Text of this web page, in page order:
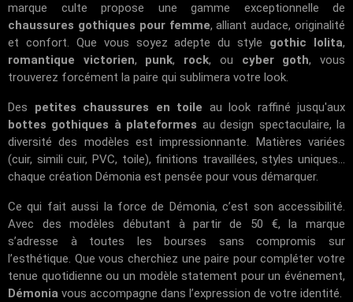
marque culte propose une gamme exceptionnelle de
chaussures gothiques pour femme, alliant audace, originalité
et confort. Que vous soyez adepte du style gothic lolita,
romantique victorien, punk, rock, ou cyber goth, vous
trouverez forcément la paire qui sublimera votre look.
Des petites chaussures en toile au look raffiné jusqu'aux
bottes gothiques à plateformes au design spectaculaire, la
diversité des modèles est impressionnante. Matières variées
(cuir, simili cuir, PVC, toile), finitions travaillées, styles uniques...
chaque création Démonia est pensée pour vous démarquer.
Ce qui fait aussi la force de Démonia, c’est son accessibilité.
Avec des modèles débutant à partir de 50 €, la marque
s’adresse à toutes les bourses sans compromis sur
l’esthétique. Que vous cherchiez une paire pour compléter votre
tenue quotidienne ou un modèle statement pour un événement,
Démonia vous accompagne dans l’expression de votre identité.